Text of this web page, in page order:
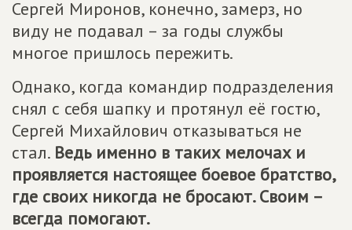
Сергей Миронов, конечно, замерз, но
виду не подавал – за годы службы
многое пришлось пережить.
Однако, когда командир подразделения
снял с себя шапку и протянул её гостю,
Сергей Михайлович отказываться не
стал. Ведь именно в таких мелочах и
проявляется настоящее боевое братство,
где своих никогда не бросают. Своим –
всегда помогают.